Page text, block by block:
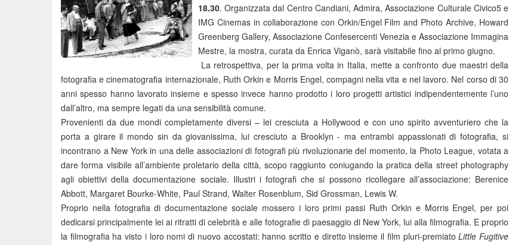
18.30. Organizzata dal Centro Candiani, Admira, Associazione Culturale Civico5 e
IMG Cinemas in collaborazione con Orkin/Engel Film and Photo Archive, Howard
Greenberg Gallery, Associazione Confesercenti Venezia e Associazione Immagina
Mestre, la mostra, curata da Enrica Viganò, sarà visitabile fino al primo giugno.
La retrospettiva, per la prima volta in Italia, mette a confronto due maestri della
fotografia e cinematografia internazionale, Ruth Orkin e Morris Engel, compagni nella vita e nel lavoro. Nel corso di 30
anni spesso hanno lavorato insieme e spesso invece hanno prodotto i loro progetti artistici indipendentemente l’uno
dall’altro, ma sempre legati da una sensibilità comune.
Provenienti da due mondi completamente diversi – lei cresciuta a Hollywood e con uno spirito avventuriero che la
porta a girare il mondo sin da giovanissima, lui cresciuto a Brooklyn - ma entrambi appassionati di fotografia, si
incontrano a New York in una delle associazioni di fotografi più rivoluzionarie del momento, la Photo League, votata a
dare forma visibile all’ambiente proletario della città, scopo raggiunto coniugando la pratica della street photography
agli obiettivi della documentazione sociale. Illustri i fotografi che si possono ricollegare all’associazione: Berenice
Abbott, Margaret Bourke-White, Paul Strand, Walter Rosenblum, Sid Grossman, Lewis W.
Proprio nella fotografia di documentazione sociale mossero i loro primi passi Ruth Orkin e Morris Engel, per poi
dedicarsi principalmente lei ai ritratti di celebrità e alle fotografie di paesaggio di New York, lui alla filmografia. E proprio
la filmografia ha visto i loro nomi di nuovo accostati: hanno scritto e diretto insieme il film pluri-premiatoLittle Fugitive